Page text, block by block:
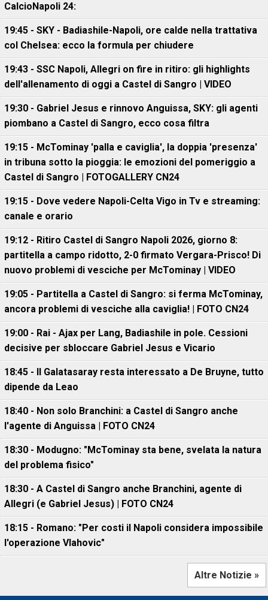
CalcioNapoli 24:
19:45 - SKY - Badiashile-Napoli, ore calde nella trattativa
col Chelsea: ecco la formula per chiudere
19:43 - SSC Napoli, Allegri on fire in ritiro: gli highlights
dell'allenamento di oggi a Castel di Sangro | VIDEO
19:30 - Gabriel Jesus e rinnovo Anguissa, SKY: gli agenti
piombano a Castel di Sangro, ecco cosa filtra
19:15 - McTominay 'palla e caviglia', la doppia 'presenza'
in tribuna sotto la pioggia: le emozioni del pomeriggio a
Castel di Sangro | FOTOGALLERY CN24
19:15 - Dove vedere Napoli-Celta Vigo in Tv e streaming:
canale e orario
19:12 - Ritiro Castel di Sangro Napoli 2026, giorno 8:
partitella a campo ridotto, 2-0 firmato Vergara-Prisco! Di
nuovo problemi di vesciche per McTominay | VIDEO
19:05 - Partitella a Castel di Sangro: si ferma McTominay,
ancora problemi di vesciche alla caviglia! | FOTO CN24
19:00 - Rai - Ajax per Lang, Badiashile in pole. Cessioni
decisive per sbloccare Gabriel Jesus e Vicario
18:45 - Il Galatasaray resta interessato a De Bruyne, tutto
dipende da Leao
18:40 - Non solo Branchini: a Castel di Sangro anche
l'agente di Anguissa | FOTO CN24
18:30 - Modugno: "McTominay sta bene, svelata la natura
del problema fisico"
18:30 - A Castel di Sangro anche Branchini, agente di
Allegri (e Gabriel Jesus) | FOTO CN24
18:15 - Romano: "Per costi il Napoli considera impossibile
l'operazione Vlahovic"
Altre Notizie »